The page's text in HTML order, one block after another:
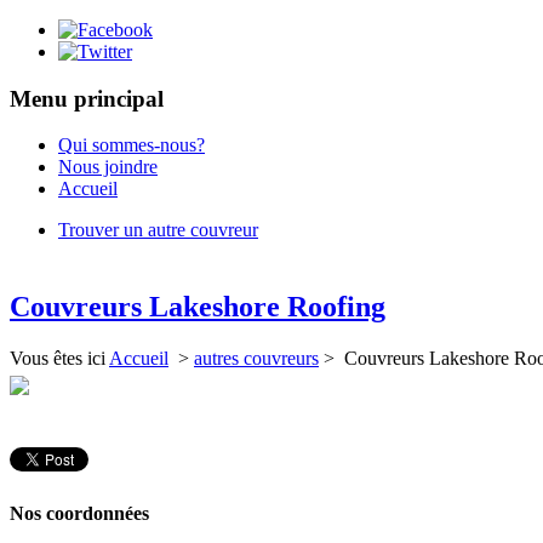
Menu principal
Qui sommes-nous?
Nous joindre
Accueil
Trouver un autre couvreur
Couvreurs Lakeshore Roofing
Vous êtes ici Accueil > autres couvreurs > Couvreurs Lakeshore
Nos coordonnées